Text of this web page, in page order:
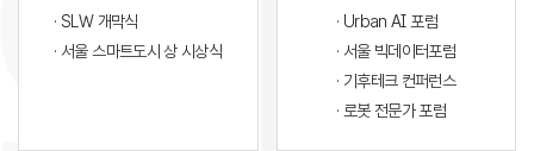
· SLW 개막식
· 서울 스마트도시 상 시상식
· Urban AI 포럼
· 서울 빅데이터포럼
· 기후테크 컨퍼런스
· 로봇 전문가 포럼